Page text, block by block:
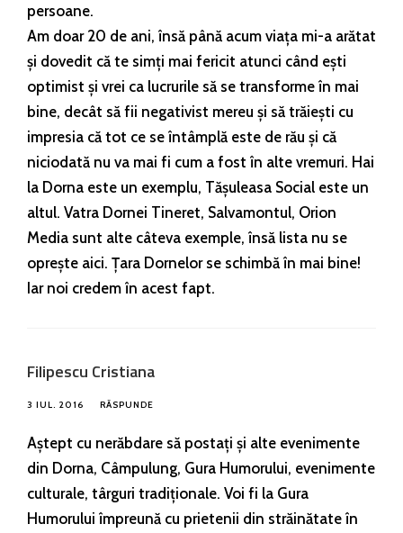
persoane.
Am doar 20 de ani, însă până acum viața mi-a arătat
și dovedit că te simți mai fericit atunci când ești
optimist și vrei ca lucrurile să se transforme în mai
bine, decât să fii negativist mereu și să trăiești cu
impresia că tot ce se întâmplă este de rău și că
niciodată nu va mai fi cum a fost în alte vremuri. Hai
la Dorna este un exemplu, Tășuleasa Social este un
altul. Vatra Dornei Tineret, Salvamontul, Orion
Media sunt alte câteva exemple, însă lista nu se
oprește aici. Țara Dornelor se schimbă în mai bine!
Iar noi credem în acest fapt.
Filipescu Cristiana
3 IUL. 2016 RĂSPUNDE
Aștept cu nerăbdare să postați și alte evenimente
din Dorna, Câmpulung, Gura Humorului, evenimente
culturale, târguri tradiționale. Voi fi la Gura
Humorului împreună cu prietenii din străinătate în